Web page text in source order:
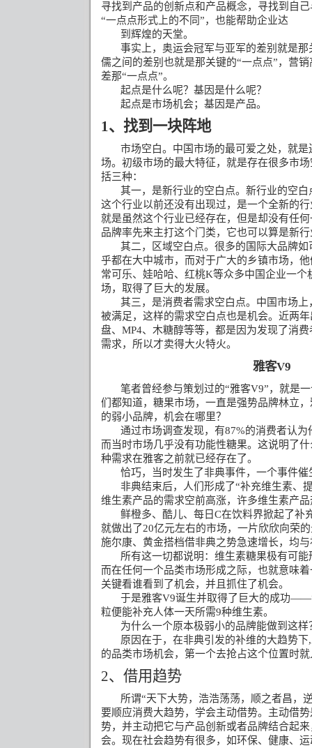
寻找到产品的创新点和产品概念，寻找到自
“一点点形式上的不同”，也能帮助企业达
到辉煌的天堂。
事实上，奥运会冠军与亚军的差别就是那
儒之间的差别也就是那关键的“一点点”，营
差那“一点点”。
起点是什么呢？基因是什么呢？
起点是市场机会；基因是产品。
1、找到一块阵地
市场空白。中国市场的最可爱之处，就
场。初级市场的最大特征，就是存在很多市
括三种：
其一，是新行业的空白点。新行业的空
这个行业以前还没有出现过，是一个全新的
就是虽然这个行业已经存在，但是却没有任何
品牌率先来主打这个门类，它也可以算是新
其二，区域空白点。很多的国际大品牌
乎都在大中城市，而对于广大的乡镇市场，
常可乐、娃哈哈、红桃K等众多中国企业一个
场，取得了巨大的发展。
其三，是消费者需求空白点。中国市场
被满足，这样的需求空白点也是机会。近两
盘、 MP4、木糖醇等等，都是因为发现了消费
需求，所以才卖得大火特火。
雅客V9
笔者曾经参与策划过的“雅客V9”，就是
们都知道，糖果市场，一直是强势品牌林立
的弱小品牌，机会在哪里？
通过市场调查发现，有87%的消费者认为
而当时市场几乎没有功能性糖果。这说明了
种需求在雅客之前就已经存在了。
恰巧，当时发生了非典事件，一个事件催
非典结束后，人们形成了“补充维生素、
维生素产品的需求空前高涨，许多维生素产
鲜橙多、酷儿、每日C在饮料界掀起了补
就做出了20亿元左右的市场，一片欣欣向荣
施尔康、黄金搭档借非典之势急速增长，均
所有这一切都说明：维生素糖果极有可
而在任何一个品类市场形成之际，也就意味
关键看谁看到了机会，并且抓住了机会。
于是雅客V9诞生并取得了巨大的成功——
粒便能补充人体一天所需9种维生素。
为什么一个原本极弱小的品牌能做到这样
原因在于，在非典引发的补维的大趋势下,
的品类市场机会，第一个去抢占这个位置时
2、借用趋势
所谓“天下大势，浩浩荡荡，顺之者昌，
要顺应消费大趋势，学会主动借势。主动借
势，并主动把它与产品创新或者品牌结合起
会。现在社会趋势有很多，如环保、健康、